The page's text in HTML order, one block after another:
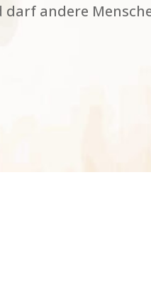
darf andere